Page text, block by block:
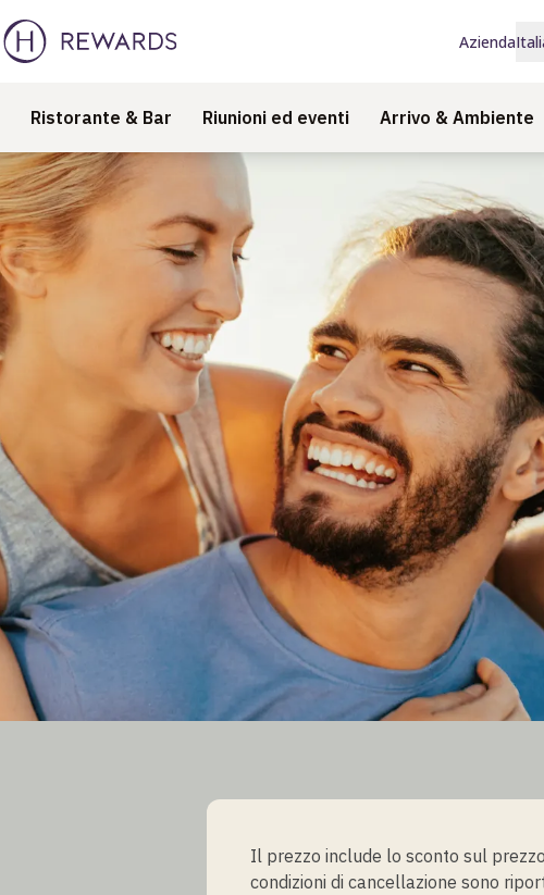
Azienda
Ristorante & Bar Riunioni ed eventi Arrivo & Ambiente
Il prezzo include lo sconto sul
condizioni di cancellazione sono